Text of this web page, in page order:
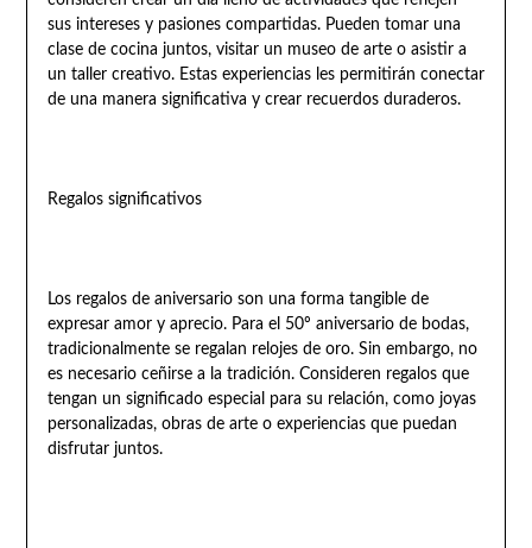
sus intereses y pasiones compartidas. Pueden tomar una
clase de cocina juntos, visitar un museo de arte o asistir a
un taller creativo. Estas experiencias les permitirán conectar
de una manera significativa y crear recuerdos duraderos.
Regalos significativos
Los regalos de aniversario son una forma tangible de
expresar amor y aprecio. Para el 50º aniversario de bodas,
tradicionalmente se regalan relojes de oro. Sin embargo, no
es necesario ceñirse a la tradición. Consideren regalos que
tengan un significado especial para su relación, como joyas
personalizadas, obras de arte o experiencias que puedan
disfrutar juntos.